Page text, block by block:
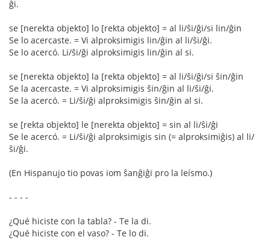
ĝi.
se [nerekta objekto] lo [rekta objekto] = al li/ŝi/ĝi/si lin/ĝin
Se lo acercaste. = Vi alproksimigis lin/ĝin al li/ŝi/ĝi.
Se lo acercó. Li/ŝi/ĝi alproksimigis lin/ĝin al si.
se [nerekta objekto] la [rekta objekto] = al li/ŝi/ĝi/si ŝin/ĝin
Se la acercaste. = Vi alproksimigis ŝin/ĝin al li/ŝi/ĝi.
Se la acercó. = Li/ŝi/ĝi alproksimigis ŝin/ĝin al si.
se [rekta objekto] le [nerekta objekto] = sin al li/ŝi/ĝi
Se le acercó. = Li/ŝi/ĝi alproksimigis sin (= alproksimiĝis) al li/
ŝi/ĝi.
(En Hispanujo tio povas iom ŝanĝiĝi pro la leísmo.)
- - - -
¿Qué hiciste con la tabla? - Te la di.
¿Qué hiciste con el vaso? - Te lo di.